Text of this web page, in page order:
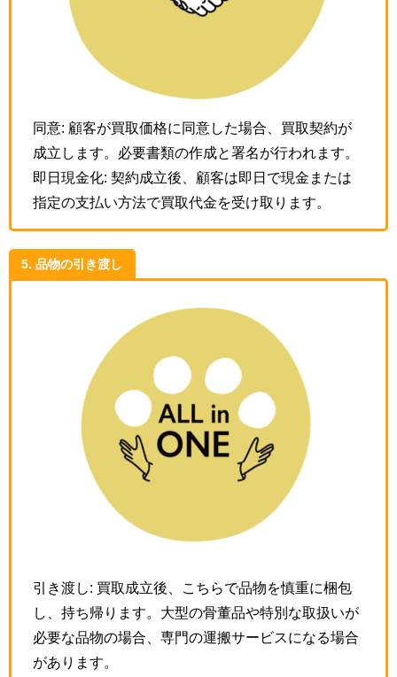
同意: 顧客が買取価格に同意した場合、買取契約が
成立します。必要書類の作成と署名が行われます。
即日現金化: 契約成立後、顧客は即日で現金または
指定の支払い方法で買取代金を受け取ります。
5. 品物の引き渡し
引き渡し: 買取成立後、こちらで品物を慎重に梱包
し、持ち帰ります。大型の骨董品や特別な取扱いが
必要な品物の場合、専門の運搬サービスになる場合
があります。